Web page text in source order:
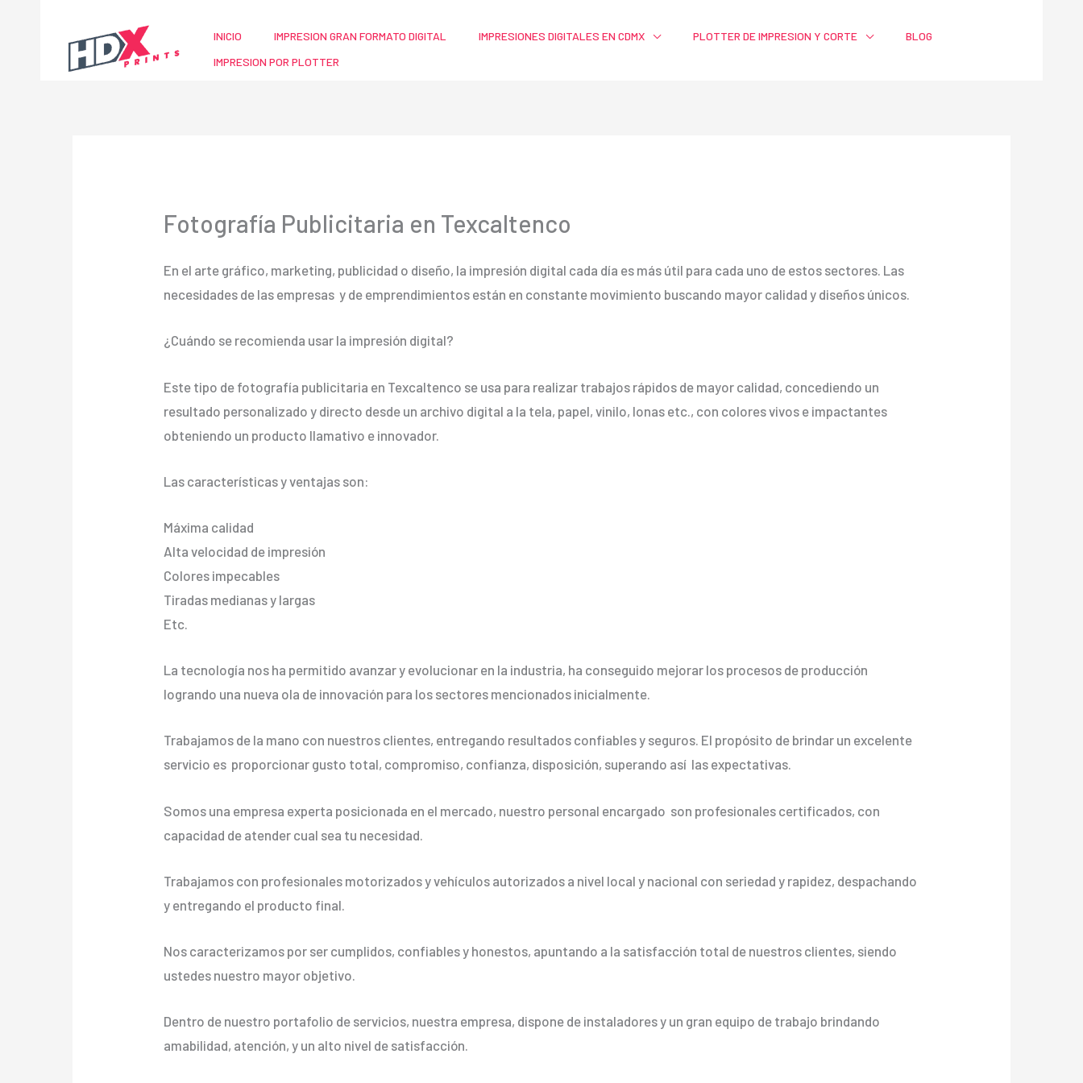
contenido
INICIO IMPRESION GRAN FORMATO DIGITAL IMPRESIONES DIGITALES EN CDMX PLOTTER DE IMPRESION Y CORTE
BLOG
IMPRESION POR PLOTTER
Fotografía Publicitaria en Texcaltenco
En el arte gráfico, marketing, publicidad o diseño, la impresión digital cada día es más útil para cada uno de estos sectores. Las
necesidades de las empresas y de emprendimientos están en constante movimiento buscando mayor calidad y diseños únicos.
¿Cuándo se recomienda usar la impresión digital?
Este tipo de fotografía publicitaria en Texcaltenco se usa para realizar trabajos rápidos de mayor calidad, concediendo un
resultado personalizado y directo desde un archivo digital a la tela, papel, vinilo, lonas etc., con colores vivos e impactantes
obteniendo un producto llamativo e innovador.
Las características y ventajas son:
Máxima calidad
Alta velocidad de impresión
Colores impecables
Tiradas medianas y largas
Etc.
La tecnología nos ha permitido avanzar y evolucionar en la industria, ha conseguido mejorar los procesos de producción
logrando una nueva ola de innovación para los sectores mencionados inicialmente.
Trabajamos de la mano con nuestros clientes, entregando resultados confiables y seguros. El propósito de brindar un excelente
servicio es proporcionar gusto total, compromiso, confianza, disposición, superando así las expectativas.
Somos una empresa experta posicionada en el mercado, nuestro personal encargado son profesionales certificados, con
capacidad de atender cual sea tu necesidad.
Trabajamos con profesionales motorizados y vehículos autorizados a nivel local y nacional con seriedad y rapidez, despachando
y entregando el producto final.
Nos caracterizamos por ser cumplidos, confiables y honestos, apuntando a la satisfacción total de nuestros clientes, siendo
ustedes nuestro mayor objetivo.
Dentro de nuestro portafolio de servicios, nuestra empresa, dispone de instaladores y un gran equipo de trabajo brindando
amabilidad, atención, y un alto nivel de satisfacción.